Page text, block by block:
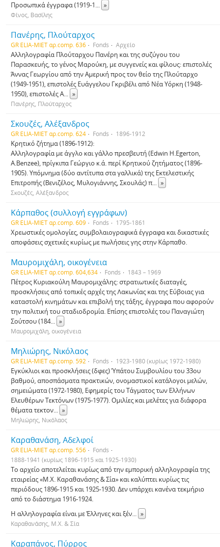
Προσωπικά έγγραφα (1919-1... »
Φίνος, Βασίλης
Πανέρης, Πλούταρχος
GR ELIA-MIET αρ.comp. 636 Fonds Αρχείο
Αλληλογραφία Πλούταρχου Πανέρη και της συζύγου του
Παρασκευής, το γένος Μαρούκη, με συγγενείς και φίλους: επιστολές
Άννας Γεωργίου από την Αμερική προς τον θείο της Πλούταρχο
(1949-1951), επιστολές Ευάγγελου Γκριβέλι από Νέα Υόρκη (1948-
1950), επιστολές Α... »
Πανέρης, Πλούταρχος
Σκουζές, Αλέξανδρος
GR ELIA-MIET αρ.comp. 624 Fonds 1896-1912
Κρητικό ζήτημα (1896-1912):
Αλληλογραφία με άγγλο και γάλλο πρεσβευτή (Edwin H.Egerton,
A.Benzee), πρίγκιπα Γεώργιο κ.ά. περί Κρητικού ζητήματος (1896-
1905). Υπόμνημα (δύο αντίτυπα στα γαλλικά) της Εκτελεστικής
Επιτροπής (Βενιζέλος, Μυλογιάννης, Σκουλάς) π... »
Σκουζές, Αλέξανδρος
Κάρπαθος (συλλογή εγγράφων)
GR ELIA-MIET αρ.comp. 609 Fonds 1795-1861
Χρεωστικές ομολογίες, συμβολαιογραφικά έγγραφα και δικαστικές
αποφάσεις σχετικές κυρίως με πωλήσεις γης στην Κάρπαθο.
Μαυρομιχάλη, οικογένεια
GR ELIA-MIET αρ.comp. 604,634 Fonds 1843 – 1969
Πέτρος Κυριακούλη Μαυρομιχάλης: στρατιωτικές διαταγές,
προσκλήσεις από τοπικές αρχές της Λακωνίας και της Εύβοιας για
καταστολή κινημάτων και επιβολή της τάξης, έγγραφα που αφορούν
την πολιτική του σταδιοδρομία. Επίσης επιστολές του Παναγιώτη
Σούτσου (184... »
Μαυρομιχάλη, οικογένεια
Μηλιώρης, Νικόλαος
GR ELIA-MIET αρ.comp. 592 Fonds 1923-1980 (κυρίως 1972-1980)
Εγκύκλιοι και προσκλήσεις (δφες) Ύπάτου Συμβουλίου του 33ου
βαθμού, αποσπάσματα πρακτικών, ονομαστικοί κατάλογοι μελών,
σημειώματα (1972-1980), Εφημερίς του Τάγματος των Ελλήνων
Ελευθέρων Τεκτόνων (1975-1977). Ομιλίες και μελέτες για διάφορα
θέματα τεκτον... »
Μηλιώρης, Νικόλαος
Καραθανάση, Αδελφοί
GR ELIA-MIET αρ.comp. 556
Fonds
1888-1941 (κυρίως 1896-1915 και 1925-1930)
Το αρχείο αποτελείται κυρίως από την εμπορική αλληλογραφία της
εταιρείας «Μ.Χ. Καραθανάσης & Σία» και καλύπτει κυρίως τις
περιόδους 1896-1915 και 1925-1930. Δεν υπάρχει κανένα τεκμήριο
από το διάστημα 1916-1924.
Η αλληλογραφία είναι με Έλληνες και ξέν... »
Καραθανάσης, Μ.Χ. & Σία
Καραπάνος, Πύρρος